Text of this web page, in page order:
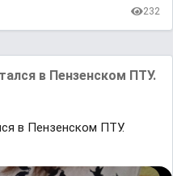
232
в Пензенском ПТУ.
в Пензенском ПТУ.